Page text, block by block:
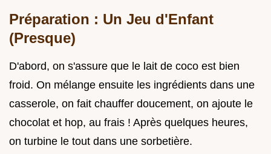
Préparation : Un Jeu d'Enfant
(Presque)
D'abord, on s'assure que le lait de coco est bien
froid. On mélange ensuite les ingrédients dans une
casserole, on fait chauffer doucement, on ajoute le
chocolat et hop, au frais ! Après quelques heures,
on turbine le tout dans une sorbetière.